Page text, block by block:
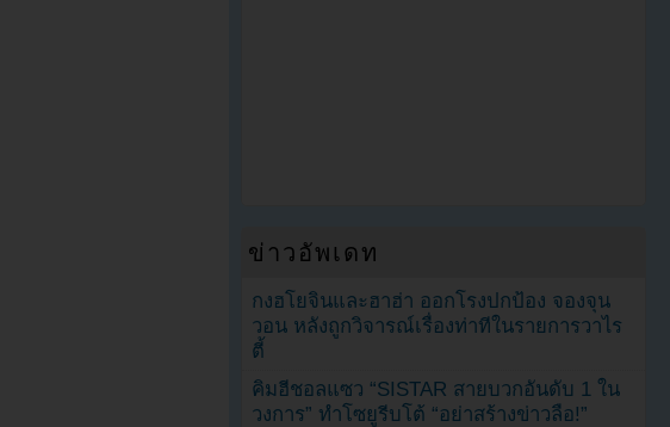
ข่าวอัพเดท
กงฮโยจินและฮาฮ่า ออกโรงปกป้อง จองจุน
วอน หลังถูกวิจารณ์เรื่องท่าทีในรายการวาไร
ตี้
คิมฮีชอลแซว “SISTAR สายบวกอันดับ 1 ใน
วงการ” ทำโซยูรีบโต้ “อย่าสร้างข่าวลือ!”